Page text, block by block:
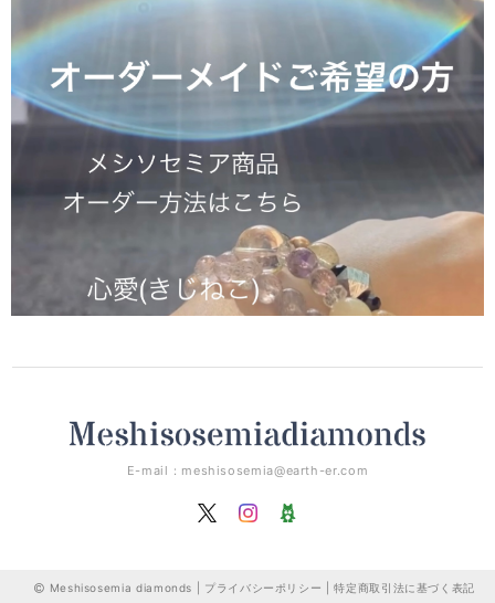
E-mail： meshisosemia@earth-er.com
Meshisosemia diamonds | プライバシーポリシー |特定商取引法に基づく表記